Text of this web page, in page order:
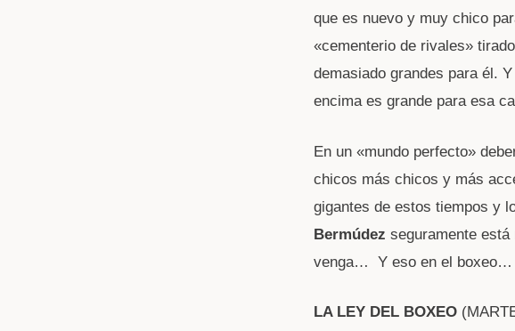
que es nuevo y muy chico
«cementerio de rivales»
demasiado grandes para él.
encima es grande para esa
En un «mundo perfecto»
chicos más chicos y más
gigantes de estos tiempos y
Bermúdez seguramente
venga… Y eso en el boxeo…
LA LEY DEL BOXEO